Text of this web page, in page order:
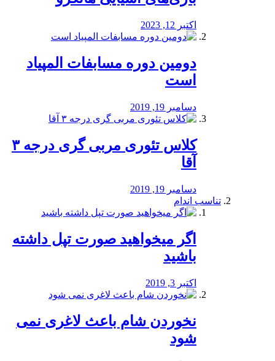
اکتبر 12, 2023
دومین دوره مسابفات المپیاد
است
دسامبر 19, 2019
کلاس تئوری مربی گری درجه ۳
آقا
دسامبر 19, 2019
تناسب اندام
اگر میخواهید صورت تپل داشته
باشید
اکتبر 3, 2019
نخوردن شام باعث لاغری نمی
‌شود